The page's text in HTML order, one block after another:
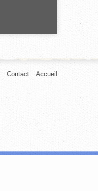
Accueil
Contact